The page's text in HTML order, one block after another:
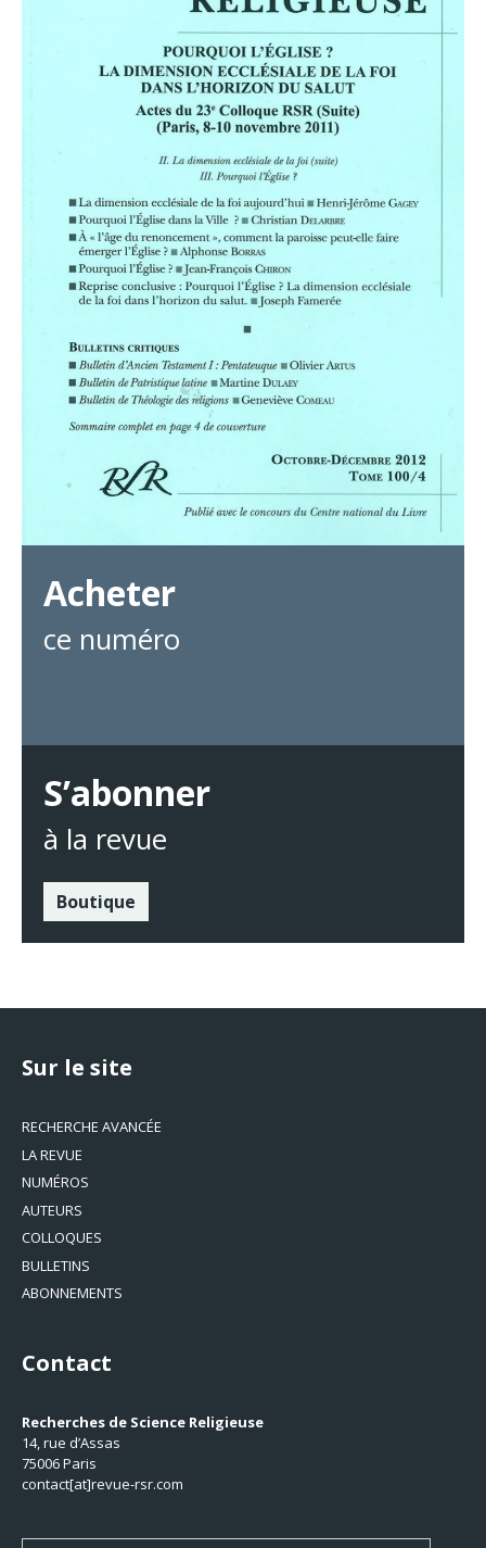
Acheter
ce numéro
S’abonner
à la revue
Boutique
Sur le site
RECHERCHE AVANCÉE
LA REVUE
NUMÉROS
AUTEURS
COLLOQUES
BULLETINS
ABONNEMENTS
Contact
Recherches de Science Religieuse
14, rue d’Assas
75006 Paris
contact[at]revue-rsr.com